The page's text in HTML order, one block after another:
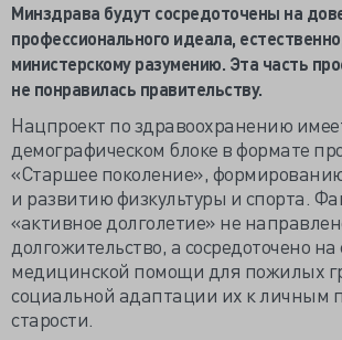
Минздрава будут сосредоточены на
профессионального идеала,
министерскому разумению. Эта часть
не понравилась правительству.
Нацпроект по здравоохранению
демографическом блоке в формате
«Старшее поколение»,
и развитию физкультуры и спорта.
«активное долголетие» не
долгожительство, а сосредоточено
медицинской помощи для пожилых
социальной адаптации их к личным
старости.